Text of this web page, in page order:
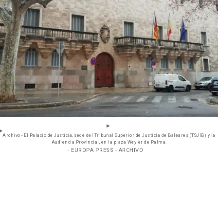
Archivo - El Palacio de Justicia, sede del Tribunal Superior de Justicia de Baleares (TSJIB) y la
Audiencia Provincial, en la plaza Weyler de Palma.
- EUROPA PRESS - ARCHIVO